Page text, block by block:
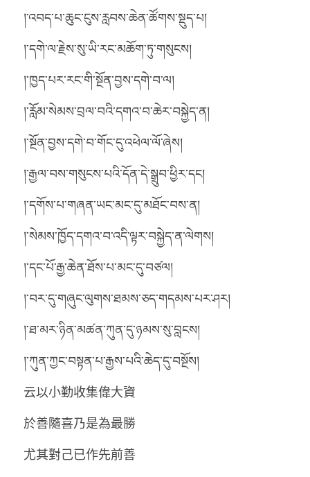
།་འབད་པ་ཆུང་ངུས་རླབས་ཆེན་ཚོགས་སྡུད་པ།
།་དགེ་ལ་རྗེས་སུ་ཡི་རང་མཆོག་ཏུ་གསུངས།
།་ཁྱད་པར་རང་གི་སྔོན་བྱས་དགེ་བ་ལ།
།་རློམ་སེམས་བྲལ་བའི་དགའ་བ་ཆེར་བསྐྱེད་ན།
།་སྔོན་བྱས་དགེ་བ་གོང་དུ་འཕེལ་ལོ་ཞེས།
།་རྒྱལ་བས་གསུངས་པའི་དོན་དེ་སྒྲུབ་ཕྱིར་དང།
།་དགོས་པ་གཞན་ཡང་མང་དུ་མཐོང་བས་ན།
།་སེམས་ཁྱོད་དགའ་བ་འདི་ལྟར་བསྐྱེད་ན་ལེགས།
།་དང་པོ་རྒྱ་ཆེན་ཐོས་པ་མང་དུ་བཙལ།
།་བར་དུ་གཞུང་ལུགས་ཐམས་ཅད་གདམས་པར་ཤར།
།་ཐ་མར་ཉིན་མཚན་ཀུན་དུ་ཉམས་སུ་བླངས།
།་ཀུན་ཀྱང་བསྟན་པ་རྒྱས་པའི་ཆེད་དུ་བསྔོས།
云以小勤收集偉大資
於善隨喜乃是為最勝
尤其對己已作先前善